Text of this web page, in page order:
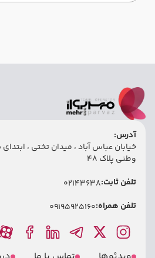
جنوبی آشنا خواهید شد.
آدرس:
خیابان عباس آباد ، میدان تختی ،
وطنی پلاک 48
تلفن ثابت:02143638
تلفن همراه:09195925160